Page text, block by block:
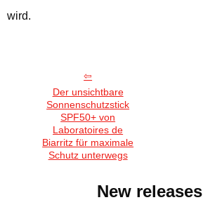
wird.
Der unsichtbare
Sonnenschutzstick
SPF50+ von
Laboratoires de
Biarritz für maximale
Schutz unterwegs
New releases